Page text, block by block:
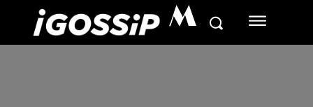
M